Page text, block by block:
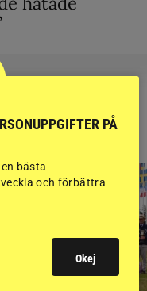
PÅ
bästa
och förbättra
Okej